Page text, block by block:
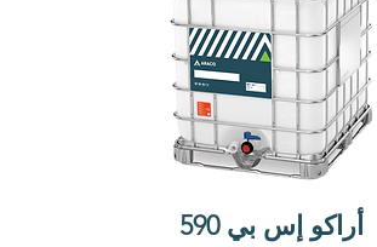
لا يحتوي ARACO SP 468
على كلوريد الكالسيوم أو
أي كلوريدات مضافة عن
قصد ولن يبدأ أو يساهم في
تآكل حديد التسليح الموجود
في الخرسانة.
يفي ARACO SP 468
أراكو إس بي 590